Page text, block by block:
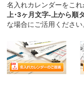
名入れカレンダーをこ
上･3ヶ月文字-上から順
な場合にご活用ください